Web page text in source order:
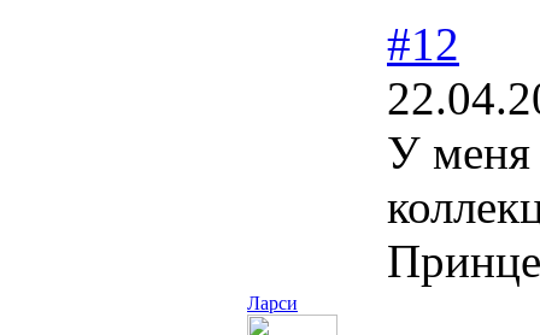
Ларси
#12
У меня